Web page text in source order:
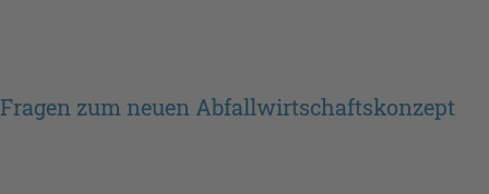
Fragen zum neuen Abfallwirtschaftskonzept